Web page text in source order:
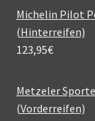
Michelin Pilot
(Hinterreifen)
123,95€
Metzeler
(Vorderreifen)